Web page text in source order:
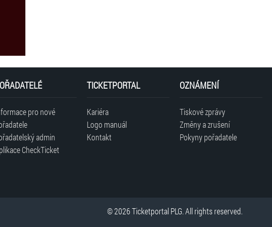
pro nové
admin
CheckTicket
TICKETPORTAL
Kariéra
Logo manuál
Kontakt
OZNÁMENÍ
Tiskové zprávy
Změny a zrušení
Pokyny pořadatele
© 2026 Ticketportal PLG. All rights reserved.